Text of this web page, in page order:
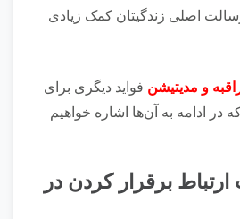
اصلی زندگیتان کمک زیادی
و مدیتیشن فواید دیگری برای
در ادامه به آن‌ها اشاره خواهیم
برقرار کردن در